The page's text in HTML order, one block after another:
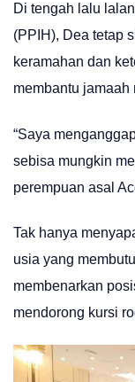
Di tengah lalu
(PPIH), Dea tetap
keramahan dan
membantu jamaah
“Saya
sebisa mungkin
perempuan asal
Tak hanya
usia yang
membenarkan
mendorong kursi